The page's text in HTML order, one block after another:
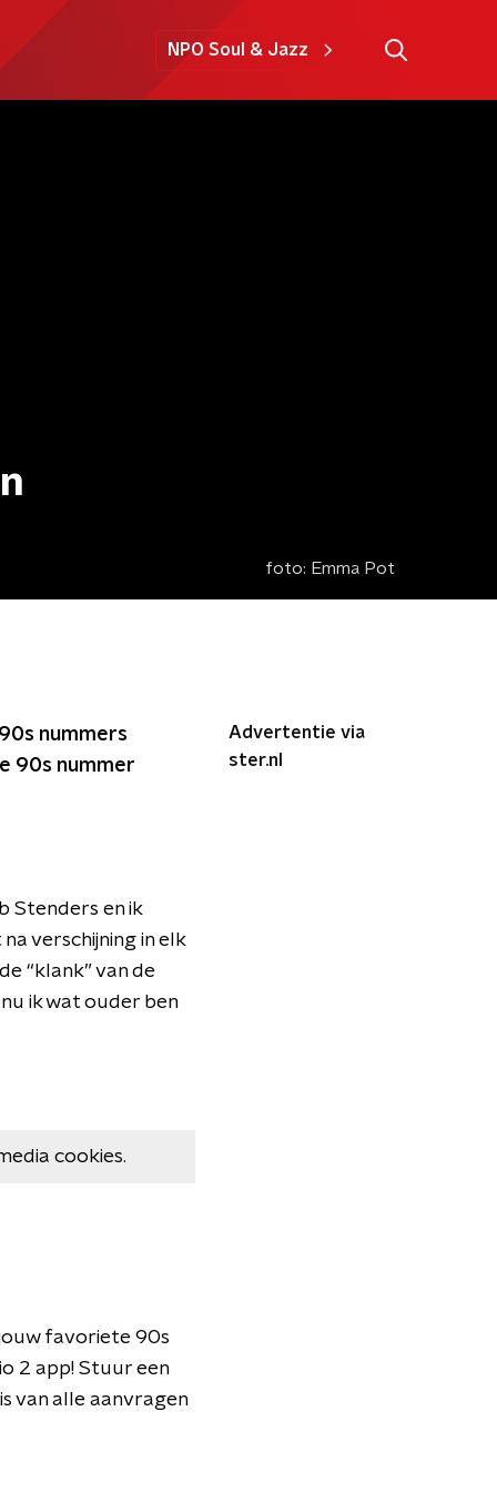
NPO Soul & Jazz
foto: Emma Pot
nummers
90s nummer
Stenders en ik
verschijning in elk
“klank” van de
ik wat ouder ben
cookies.
favoriete 90s
2 app! Stuur een
van alle aanvragen
Advertentie via
ster.nl